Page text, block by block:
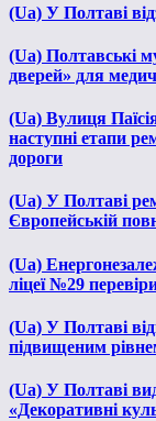
(Ua) У Полтаві
(Ua) Полтавські
дверей» для
(Ua) Вулиця
наступні етапи
дороги
(Ua) У Полтаві
Європейській
(Ua)
ліцеї №29
(Ua) У Полтаві
підвищеним
(Ua) У Полтаві
«Декоративні